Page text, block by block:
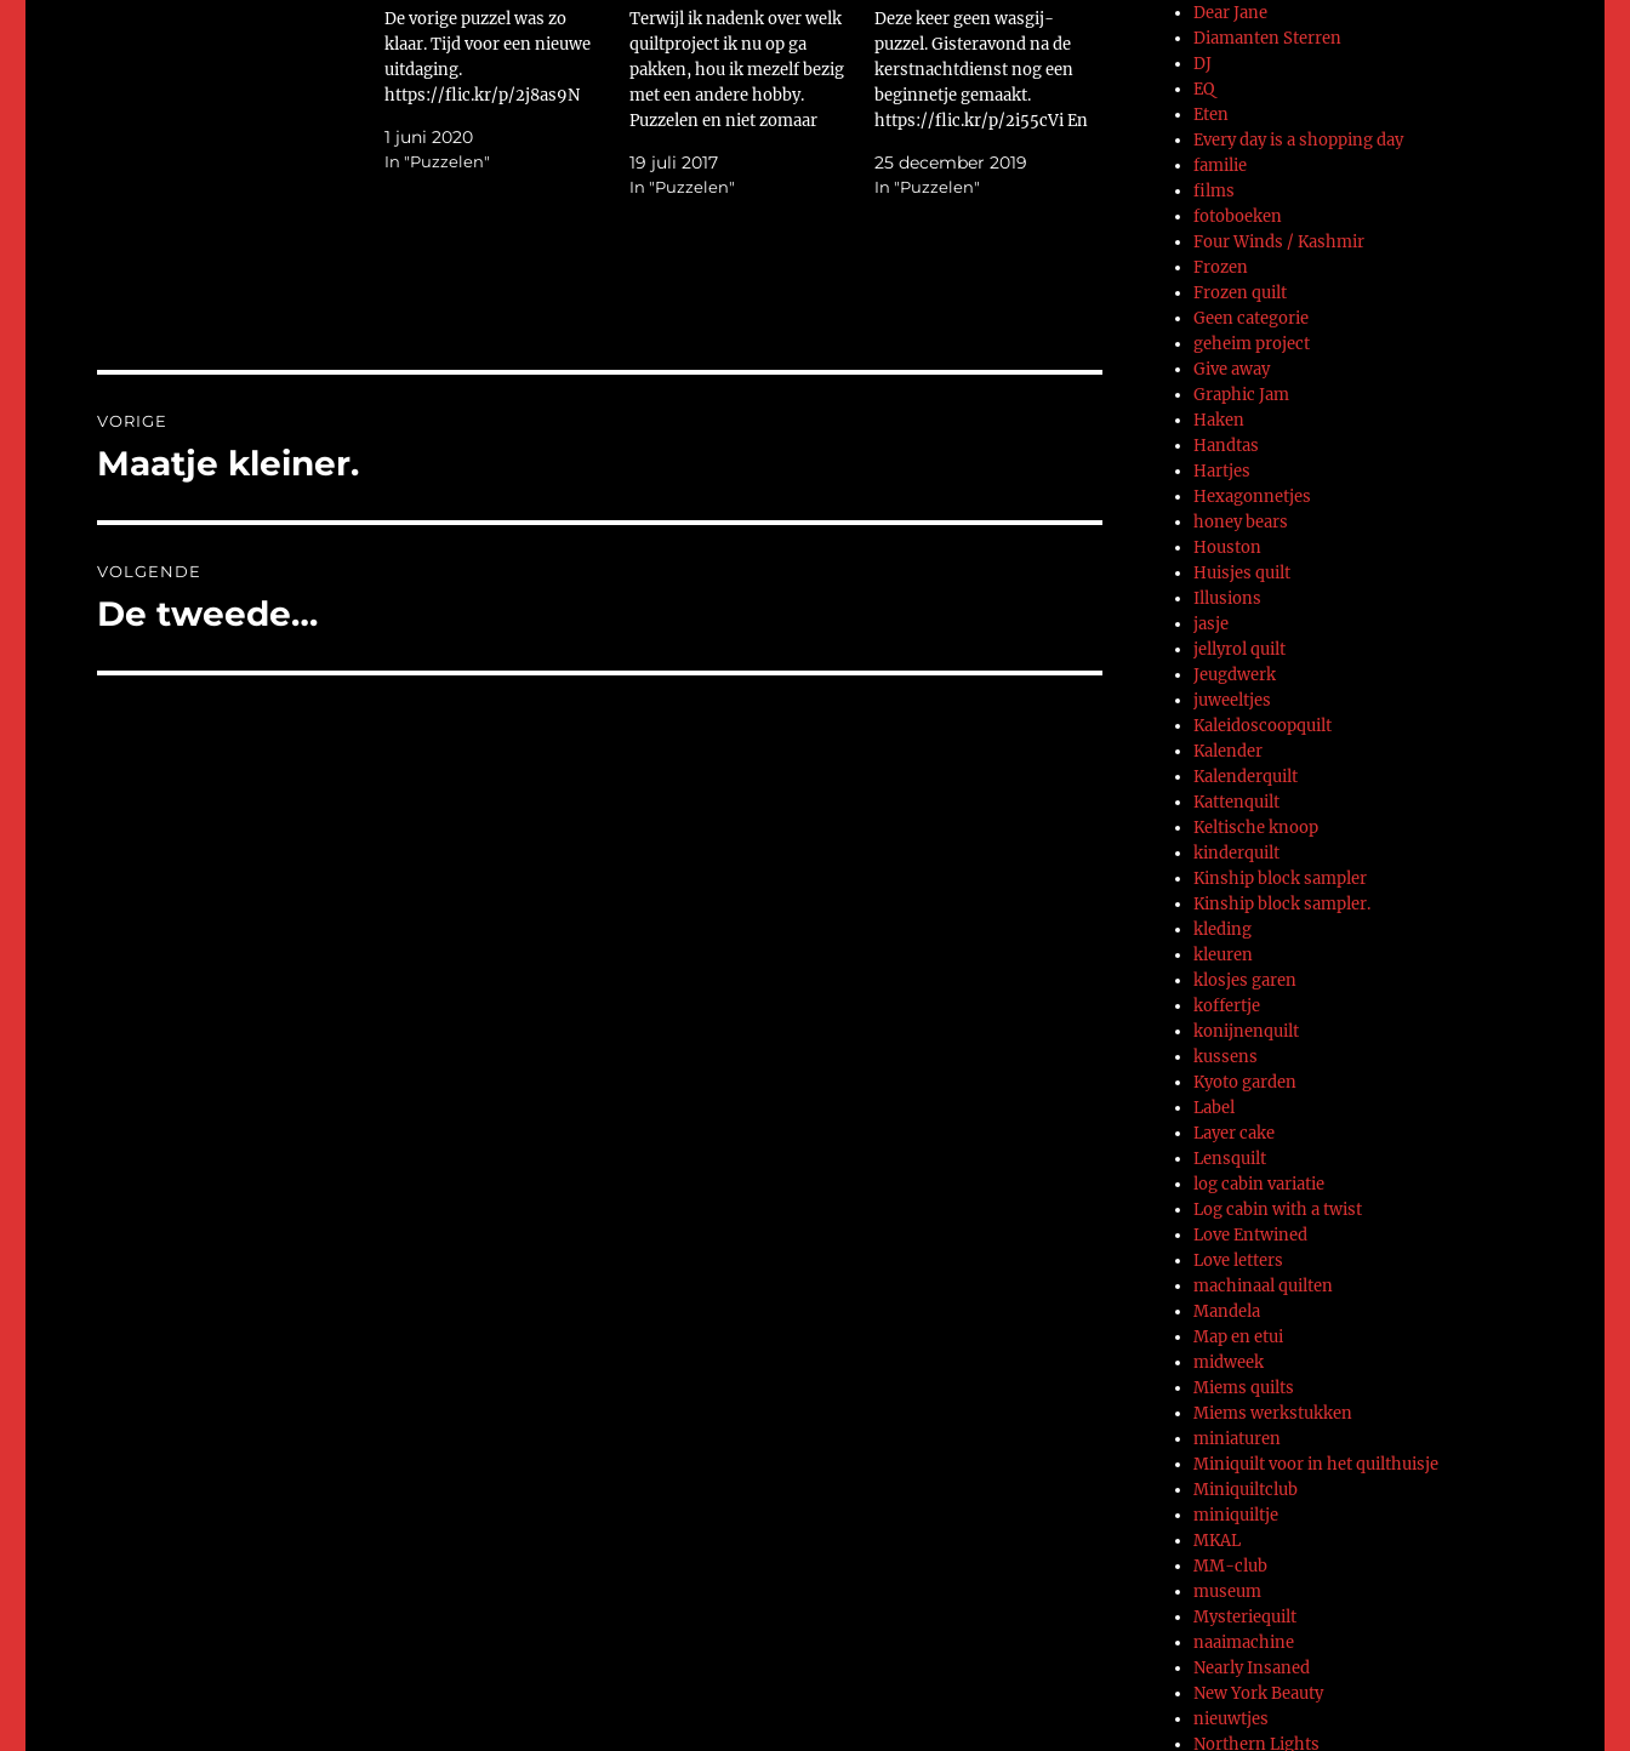
De vorige puzzel was zo
klaar. Tijd voor een nieuwe
uitdaging.
https://flic.kr/p/2j8as9N
1 juni 2020
In "Puzzelen"
Terwijl ik nadenk over welk
quiltproject ik nu op ga
pakken, hou ik mezelf bezig
met een andere hobby.
Puzzelen en niet zomaar
ik een Was Gij-puzzel te
pakken. Voor wie niet weet
19 juli 2017
In "Puzzelen"
Deze keer geen wasgij-
puzzel. Gisteravond na de
kerstnachtdienst nog een
beginnetje gemaakt.
https://flic.kr/p/2i55cVi En
even een foto van wat het
moet gaan worden.
25 december 2019
In "Puzzelen"
navigatie
VORIGE
Vorig
Maatje kleiner.
VOLGENDE
Volgend
De tweede…
Dear Jane
Diamanten Sterren
DJ
EQ
Eten
Every day is a shopping day
familie
films
fotoboeken
Four Winds / Kashmir
Frozen
Frozen quilt
Geen categorie
geheim project
Give away
Graphic Jam
Haken
Handtas
Hartjes
Hexagonnetjes
honey bears
Houston
Huisjes quilt
Illusions
jasje
jellyrol quilt
Jeugdwerk
juweeltjes
Kaleidoscoopquilt
Kalender
Kalenderquilt
Kattenquilt
Keltische knoop
kinderquilt
Kinship block sampler
Kinship block sampler.
kleding
kleuren
klosjes garen
koffertje
konijnenquilt
kussens
Kyoto garden
Label
Layer cake
Lensquilt
log cabin variatie
Log cabin with a twist
Love Entwined
Love letters
machinaal quilten
Mandela
Map en etui
midweek
Miems quilts
Miems werkstukken
miniaturen
Miniquilt voor in het quilthuisje
Miniquiltclub
miniquiltje
MKAL
MM-club
museum
Mysteriequilt
naaimachine
Nearly Insaned
New York Beauty
nieuwtjes
Northern Lights